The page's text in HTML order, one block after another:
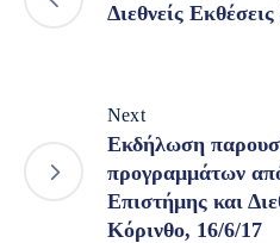
Διεθνείς
Next
Εκδήλωση
προγραμμάτων
Επιστήμης και
Κόρινθο, 16/6/17